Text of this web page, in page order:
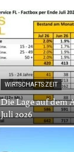
WIRTSCHAFTS:ZEIT
Die Lage auf dem
Juli 2026